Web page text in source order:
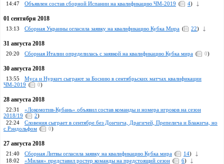
14:47
Объявлен состав сборной Испании на квалификацию ЧМ-2019 ( 4)
01 сентября 2018
13:13 Сборная Украины огласила заявку на квалификацию Кубка Мира ( 22)
31 августа 2018
20:20 Сборная Италии определилась с заявкой на квалификацию Кубка мира ( 0)
30 августа 2018
13:55
Муса и Нуркич сыграют за Боснию в сентябрьских матчах квалификации
ЧМ-2019 ( 0)
28 августа 2018
22:31
«Локомотив-Кубань» объявил состав команды и номера игроков на сезон
2018/19 ( 2)
22:24
Словения сыграет в сентябре без Дончича, Драгичей, Препелича и Блажича, но
с Рэндольфом ( 0)
27 августа 2018
21:40 Сборная Литвы огласила заявку на квалификацию Кубка мира ( 14)
18:02
«Милан» представил ростер команды на предстоящий сезон ( 6)